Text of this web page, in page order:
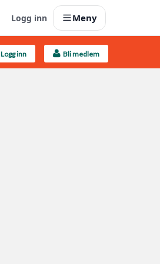
Logg inn Meny
Logg inn Bli medlem